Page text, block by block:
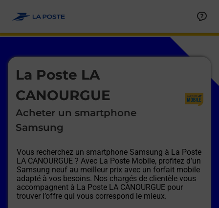
La Poste LA
CANOURGUE
Acheter un smartphone
Samsung
Vous recherchez un smartphone Samsung à La Poste
LA CANOURGUE ? Avec La Poste Mobile, profitez d’un
Samsung neuf au meilleur prix avec un forfait mobile
adapté à vos besoins. Nos chargés de clientèle vous
accompagnent à La Poste LA CANOURGUE pour
trouver l’offre qui vous correspond le mieux.
Le lien s'ouvre dans un nouvel onglet